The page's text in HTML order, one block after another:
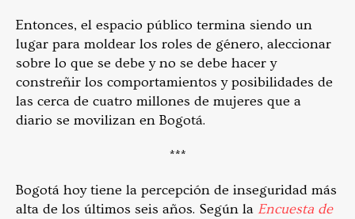
Entonces, el espacio público termina siendo un
lugar para moldear los roles de género, aleccionar
sobre lo que se debe y no se debe hacer y
constreñir los comportamientos y posibilidades de
las cerca de cuatro millones de mujeres que a
diario se movilizan en Bogotá.
***
Bogotá hoy tiene la percepción de inseguridad más
alta de los últimos seis años. Según la Encuesta de